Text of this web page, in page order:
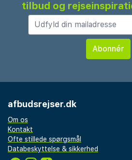
tilbud og
afbudsrejser.dk
Om os
Kontakt
Ofte stillede spørgsmål
Databeskyttelse & sikkerhed